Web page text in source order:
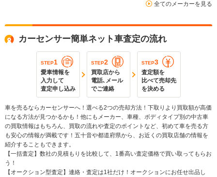
全てのメーカーを見る
カーセンサー簡単ネット車査定の流れ
STEP1
愛車情報を
入力して
査定申し込み
STEP2
買取店から
電話､メール
でご連絡
STEP3
査定額を
比べて売却先
を決める
車を売るならカーセンサーへ！選べる2つの売却方法！下取りより買取額が高価
になる方法が見つかるかも！他にもメーカー、車種、ボディタイプ別の中古車
の買取情報はもちろん、買取の流れや査定のポイントなど、初めて車を売る方
も安心の情報が満載です！五十音や都道府県から、お近くの買取店舗の情報を
紹介することもできます。
【一括査定】数社の見積もりを比較して、1番高い査定価格で買い取ってもらお
う！
【オークション型査定】連絡・査定は1社だけ！オークションにお任せ出品し